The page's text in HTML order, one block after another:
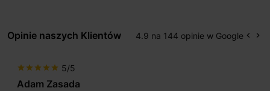
Opinie naszych Klientów 4.9 na 144 opinie w Google keyboard_arrow_left keyboard_arrow_right
star star star star star 5/5
Adam Zasada